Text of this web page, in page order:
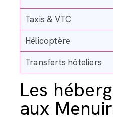
Taxis & VTC
Hélicoptère
Transferts hôteliers
Les
aux